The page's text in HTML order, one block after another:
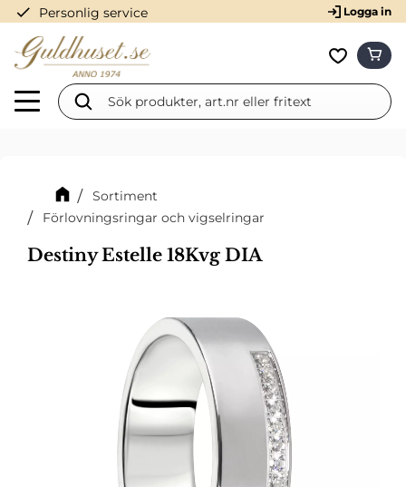
Meny
check Personlig service Logga in
Sortiment
Förlovningsringar och vigselringar
Destiny Estelle 18Kvg DIA